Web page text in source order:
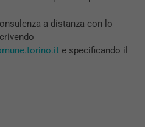
a distanza con lo
e specificando il